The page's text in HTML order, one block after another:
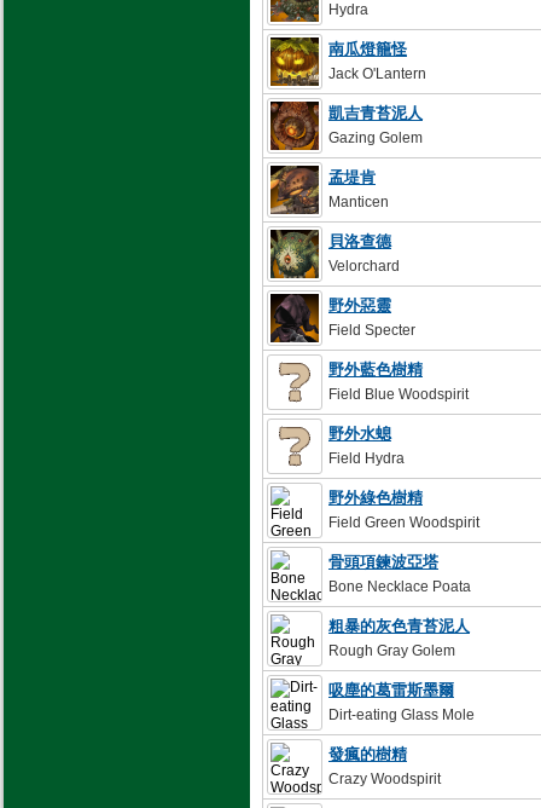
Hydra
南瓜燈籠怪
Jack O'Lantern
凱吉青苔泥人
Gazing Golem
孟堤肯
Manticen
貝洛查德
Velorchard
野外惡靈
Field Specter
野外藍色樹精
Field Blue Woodspirit
野外水螅
Field Hydra
野外綠色樹精
Field Green Woodspirit
骨頭項鍊波亞塔
Bone Necklace Poata
粗暴的灰色青苔泥人
Rough Gray Golem
吸塵的葛雷斯墨爾
Dirt-eating Glass Mole
發瘋的樹精
Crazy Woodspirit